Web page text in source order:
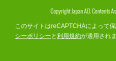
Copyright Japan AD. Contents
このサイトはreCAPTCHAによって
シーポリシー と利用規約が適用されま